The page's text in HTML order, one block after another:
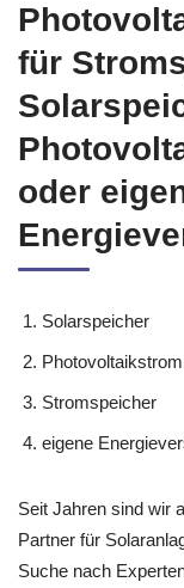
für
oder
Solarspeicher
Stromspeicher
eigene
Seit Jahren sind wir
Partner für
Suche nach